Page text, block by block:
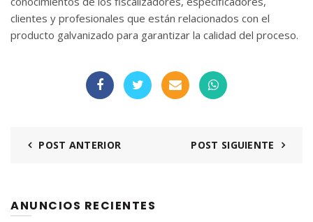
clientes y profesionales que están relacionados con el
producto galvanizado para garantizar la calidad del proceso.
POST ANTERIOR POST SIGUIENTE
ANUNCIOS RECIENTES